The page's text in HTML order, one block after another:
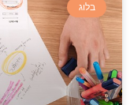
בלוג